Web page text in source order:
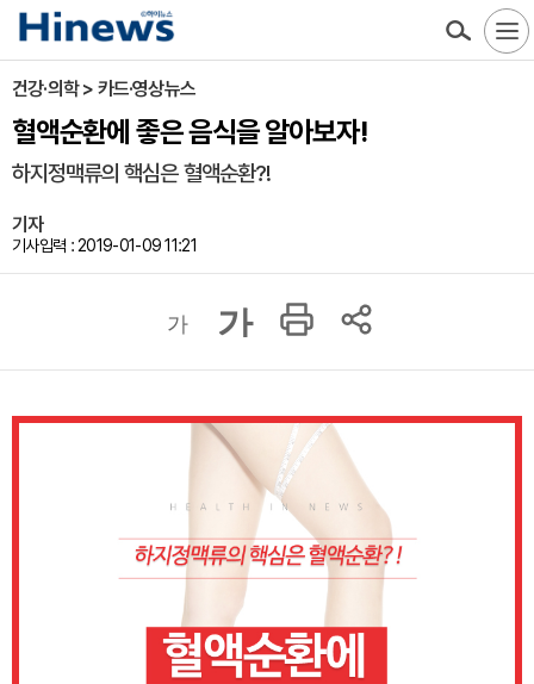
건강·의학 > 카드·영상뉴스
혈액순환에 좋은 음식을 알아보자!
하지정맥류의 핵심은 혈액순환?!
기자
기사입력 : 2019-01-09 11:21
가 가